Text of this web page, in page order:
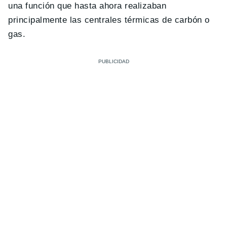
una función que hasta ahora realizaban
principalmente las centrales térmicas de carbón o
gas.